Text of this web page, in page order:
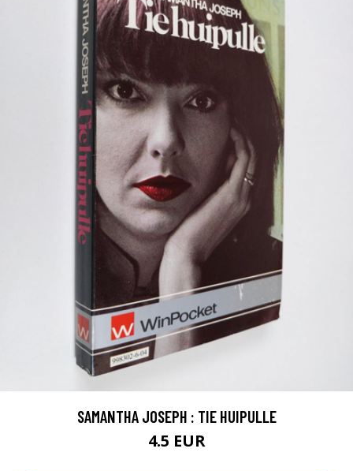
SAMANTHA JOSEPH : TIE HUIPULLE
4.5 EUR